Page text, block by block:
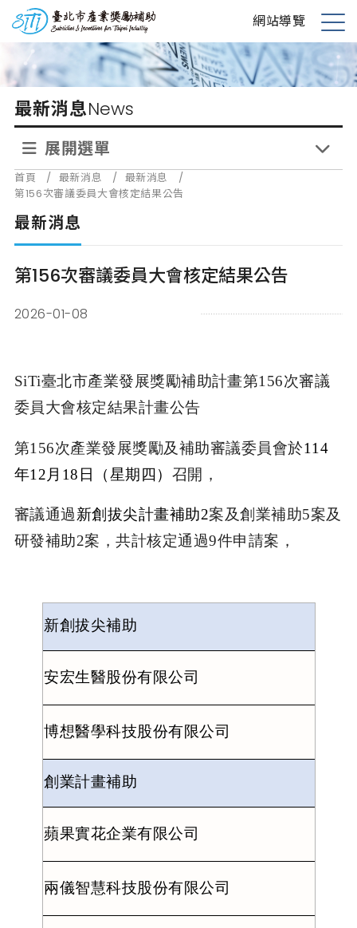
到
要
內
台北市產業獎勵補助 網站導覽
展
開
選
單
最新消息News
展開選單
首頁 / 最新消息 / 最新消息
/
第156次審議委員大會核定結果公告
最新消息
第156次審議委員大會核定結果公告
2026-01-08
SiTi臺北市產業發展獎勵補助計畫第156次審議
委員大會核定結果計畫公告
第156次產業發展獎勵及補助審議委員會於114
年12 月 18 日（星期四） 召開，
審議通過新創拔尖計畫補助2案及創業補助5案及
研發補助2案，共計核定通過9件申請案，
新創拔尖補助
安宏生醫股份有限公司
博想醫學科技股份有限公司
創業計畫補助
蘋果實花企業有限公司
兩儀智慧科技股份有限公司